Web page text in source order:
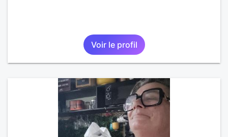
Voir le profil